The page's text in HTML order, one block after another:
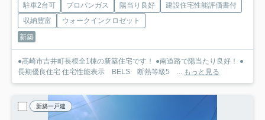
駐車2台可 プロパンガス 陽当り良好
建設住宅性能評価書付
収納豊富
ウォークインクロゼット
新築
●高崎市吉井町長根全1棟の新築住宅です！ ●南道路で陽当たり良好！ ●
長期優良住宅 住宅性能表示 BELS 断熱等級5 ...
もっと見る
新築一戸建